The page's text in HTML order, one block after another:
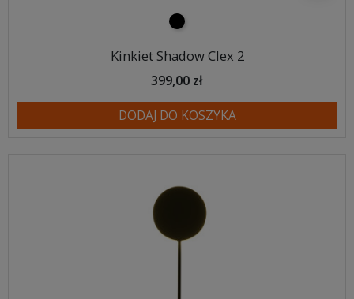
czarny
Kinkiet Shadow Clex 2
399,00 zł
DODAJ DO KOSZYKA